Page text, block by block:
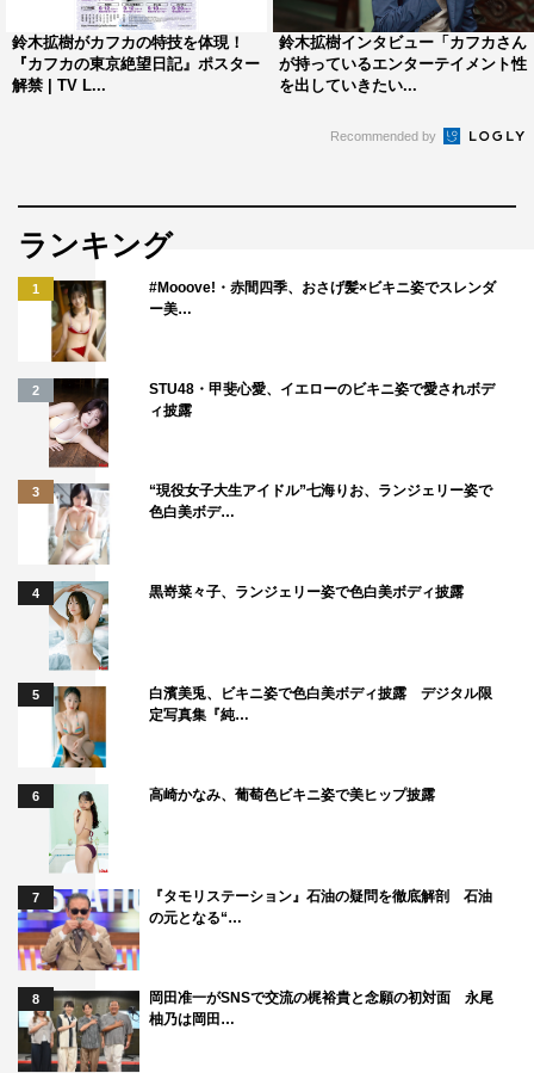
＜出演＞
鈴木拡樹
奈緒 前原滉 今野杏南
奥山かずさ 坂口涼太郎 岩谷翔吾 咲良菜緒
監督：加藤拓也、坂下雄一郎
企画・脚本：アサダアツシ
原案：「マンガで読む絶望名人カフカの人生論」（著：平
松昭子、監修：頭木弘樹、刊：飛鳥新社）
制作プロダクション：ダブ
製作：「カフカの東京絶望日記」製作委員会・MBS
＜あらすじ＞
フランツ・カフカ。
ある朝目覚めると巨大な虫になっていた男を描いた『変
身』で知られる20世紀を代表する小説家。
そんな彼が何かにつけては絶望せずにいられない「絶望中
毒」という事実はあまり知られていない…。この物語は、
なぜか2019年の東京で生活するカフカが日々起こる様々
な出来事に、本気で傷つき、打ちのめされ、やがて絶望す
る。しかし、カフカが絶望すればするほど、それを見た人
たちは彼の素直さ、真面目さに触発される。完膚なきまで
に絶望に打ちのめされるカフカの壮絶かつ優美な姿は、あ
なたに生きる希望を与えることでしょう。
公式サイト：
公式Twitter：@kafka_drama
©「カフカの東京絶望日記」製作委員会・MBS
鈴木拡樹がカフカの特技を体現！
『カフカの東京絶望日記』ポスター
解禁 | TV L...
鈴木拡樹インタビュー「カフカさん
が持っているエンターテイメント性
を出していきたい...
Recommended by
ランキング
1
#Mooove!・赤間四季、おさげ髪×ビキニ姿でスレンダ
ー美…
2
STU48・甲斐心愛、イエローのビキニ姿で愛されボデ
ィ披露
3
“現役女子大生アイドル”七海りお、ランジェリー姿で
色白美ボデ…
4 黒嵜菜々子、ランジェリー姿で色白美ボディ披露
5
白濱美兎、ビキニ姿で色白美ボディ披露 デジタル限
定写真集『純…
6 高崎かなみ、葡萄色ビキニ姿で美ヒップ披露
7
『タモリステーション』石油の疑問を徹底解剖 石油
の元となる“…
8
岡田准一がSNSで交流の梶裕貴と念願の初対面 永尾
柚乃は岡田…